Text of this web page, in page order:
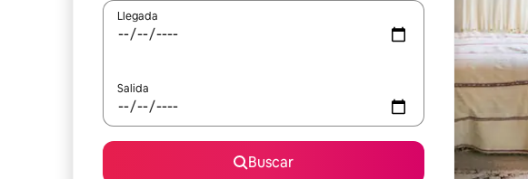
Llegada
Salida
Buscar